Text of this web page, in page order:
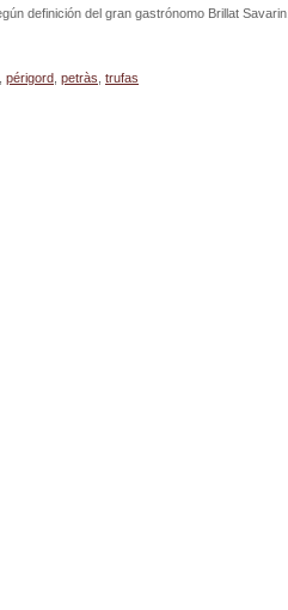
definición del gran gastrónomo Brillat Savarin.
périgord petràs trufas